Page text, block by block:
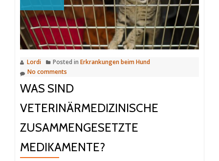
Ihr
Hund
krank
Lordi Posted in Erkrankungen beim Hund
No comments
WAS SIND
VETERINÄRMEDIZINISCHE
ZUSAMMENGESETZTE
MEDIKAMENTE?